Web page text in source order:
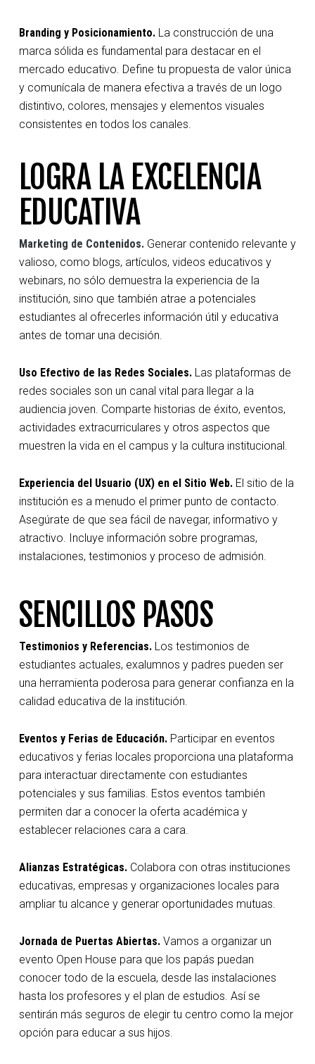
Branding y Posicionamiento.La construcción de una
marca sólida es fundamental para destacar en el
mercado educativo. Define tu propuesta de valor única
y comunícala de manera efectiva a través de un logo
distintivo, colores, mensajes y elementos visuales
consistentes en todos los canales.
LOGRA LA EXCELENCIA
EDUCATIVA
Marketing de Contenidos.Generar contenido relevante y
valioso, como blogs, artículos, videos educativos y
webinars, no sólo demuestra la experiencia de la
institución, sino que también atrae a potenciales
estudiantes al ofrecerles información útil y educativa
antes de tomar una decisión.
Uso Efectivo de las Redes Sociales.Las plataformas de
redes sociales son un canal vital para llegar a la
audiencia joven. Comparte historias de éxito, eventos,
actividades extracurriculares y otros aspectos que
muestren la vida en el campus y la cultura institucional.
Experiencia del Usuario (UX) en el Sitio Web.El sitio de la
institución es a menudo el primer punto de contacto.
Asegúrate de que sea fácil de navegar, informativo y
atractivo. Incluye información sobre programas,
instalaciones, testimonios y proceso de admisión.
SENCILLOS PASOS
Testimonios y Referencias.Los testimonios de
estudiantes actuales, exalumnos y padres pueden ser
una herramienta poderosa para generar confianza en la
calidad educativa de la institución.
Eventos y Ferias de Educación.Participar en eventos
educativos y ferias locales proporciona una plataforma
para interactuar directamente con estudiantes
potenciales y sus familias. Estos eventos también
permiten dar a conocer la oferta académica y
establecer relaciones cara a cara.
Alianzas Estratégicas.Colabora con otras instituciones
educativas, empresas y organizaciones locales para
ampliar tu alcance y generar oportunidades mutuas.
Jornada de Puertas Abiertas.Vamos a organizar un
evento Open House para que los papás puedan
conocer todo de la escuela, desde las instalaciones
hasta los profesores y el plan de estudios. Así se
sentirán más seguros de elegir tu centro como la mejor
opción para educar a sus hijos.